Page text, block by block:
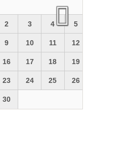
2 3 4 5
9 10 11 12
16 17 18 19
23 24 25 26
30